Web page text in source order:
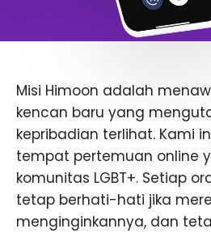
Misi Himoon adalah
kencan baru yang
kepribadian terlihat. Kami
tempat pertemuan online
komunitas LGBT+. Setiap
tetap berhati-hati jika
menginginkannya, dan